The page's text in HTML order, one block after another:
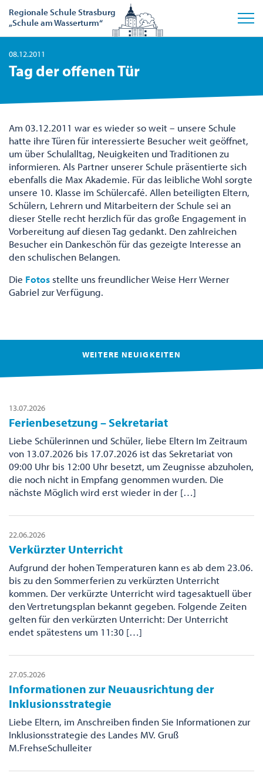
Regionale Schule Strasburg
„Schule am Wasserturm“
08.12.2011
Tag der offenen Tür
Am 03.12.2011 war es wieder so weit – unsere Schule
hatte ihre Türen für interessierte Besucher weit geöffnet,
um über Schulalltag, Neuigkeiten und Traditionen zu
informieren. Als Partner unserer Schule präsentierte sich
ebenfalls die Max Akademie. Für das leibliche Wohl sorgte
unsere 10. Klasse im Schülercafé. Allen beteiligten Eltern,
Schülern, Lehrern und Mitarbeitern der Schule sei an
dieser Stelle recht herzlich für das große Engagement in
Vorbereitung auf diesen Tag gedankt. Den zahlreichen
Besucher ein Dankeschön für das gezeigte Interesse an
den schulischen Belangen.
Die Fotos stellte uns freundlicher Weise Herr Werner
Gabriel zur Verfügung.
WEITERE NEUIGKEITEN
13.07.2026
Ferienbesetzung – Sekretariat
Liebe Schülerinnen und Schüler, liebe Eltern Im Zeitraum
von 13.07.2026 bis 17.07.2026 ist das Sekretariat von
09:00 Uhr bis 12:00 Uhr besetzt, um Zeugnisse abzuholen,
die noch nicht in Empfang genommen wurden. Die
nächste Möglich wird erst wieder in der […]
22.06.2026
Verkürzter Unterricht
Aufgrund der hohen Temperaturen kann es ab dem 23.06.
bis zu den Sommerferien zu verkürzten Unterricht
kommen. Der verkürzte Unterricht wird tagesaktuell über
den Vertretungsplan bekannt gegeben. Folgende Zeiten
gelten für den verkürzten Unterricht: Der Unterricht
endet spätestens um 11:30 […]
27.05.2026
Informationen zur Neuausrichtung der
Inklusionsstrategie
Liebe Eltern, im Anschreiben finden Sie Informationen zur
Inklusionsstrategie des Landes MV. Gruß
M.FrehseSchulleiter